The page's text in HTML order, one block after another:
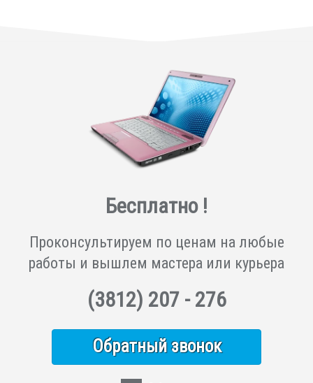
Бесплатно !
Проконсультируем по ценам на любые
работы и вышлем мастера или курьера
(3812) 207 - 276
Обратный звонок